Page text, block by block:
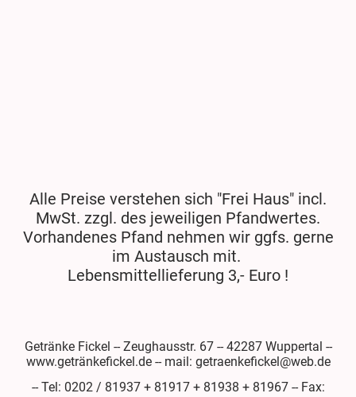
Alle Preise verstehen sich "Frei Haus" incl.
MwSt. zzgl. des jeweiligen Pfandwertes.
Vorhandenes Pfand nehmen wir ggfs. gerne
im Austausch mit.
Lebensmittellieferung 3,- Euro !
Getränke Fickel -- Zeughausstr. 67 -- 42287 Wuppertal --
www.getränkefickel.de -- mail: getraenkefickel@web.de
-- Tel: 0202 / 81937 + 81917 + 81938 + 81967 -- Fax: